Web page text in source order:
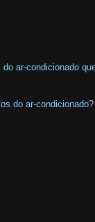
ar-condicionado
do ar-condicionado?